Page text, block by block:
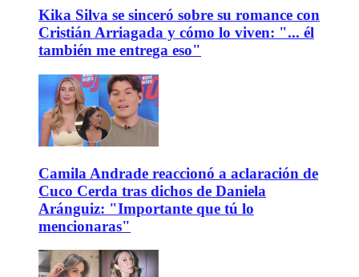
Kika Silva se sinceró sobre su romance con
Cristián Arriagada y cómo lo viven: "... él
también me entrega eso"
Camila Andrade reaccionó a aclaración de
Cuco Cerda tras dichos de Daniela
Aránguiz: "Importante que tú lo
mencionaras"